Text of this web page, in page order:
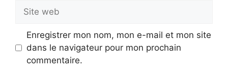
Site
web
Enregistrer mon nom, mon e-mail et mon site
dans le navigateur pour mon prochain
commentaire.